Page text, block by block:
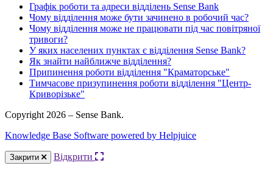
Графік роботи та адреси відділень Sense Bank
Чому відділення може бути зачинено в робочий час?
Чому відділення може не працювати під час повітряної
тривоги?
У яких населених пунктах є відділення Sense Bank?
Як знайти найближче відділення?
Припинення роботи відділення "Краматорське"
Тимчасове призупинення роботи відділення "Центр-
Криворізьке"
Copyright 2026 – Sense Bank.
Knowledge Base Software powered by Helpjuice
Закрити Відкрити